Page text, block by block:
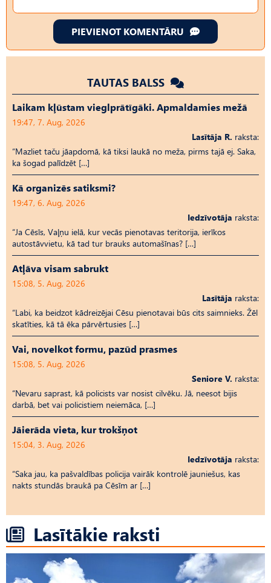
PIEVIENOT KOMENTĀRU
TAUTAS BALSS
Laikam kļūstam vieglprātīgāki. Apmaldamies mežā
19:47, 7. Aug, 2026
Lasītāja R. raksta:
“Mazliet taču jāapdomā, kā tiksi laukā no meža, pirms tajā ej. Saka,
ka šogad palīdzēt […]
Kā organizēs satiksmi?
19:47, 6. Aug, 2026
Iedzīvotāja raksta:
“Ja Cēsīs, Vaļņu ielā, kur vecās pienotavas teritorija, ierīkos
autostāvvietu, kā tad tur brauks automašīnas? […]
Atļāva visam sabrukt
15:08, 5. Aug, 2026
Lasītāja raksta:
“Labi, ka beidzot kādreizējai Cēsu pienotavai būs cits saimnieks. Žēl
skatīties, kā tā ēka pārvērtusies […]
Vai, novelkot formu, pazūd prasmes
15:08, 5. Aug, 2026
Seniore V. raksta:
“Nevaru saprast, kā policists var nosist cilvēku. Jā, neesot bijis
darbā, bet vai policistiem neiemāca, […]
Jāierāda vieta, kur trokšņot
15:04, 3. Aug, 2026
Iedzīvotāja raksta:
“Saka jau, ka pašvaldības policija vairāk kontrolē jauniešus, kas
nakts stundās braukā pa Cēsīm ar […]
Lasītākie raksti